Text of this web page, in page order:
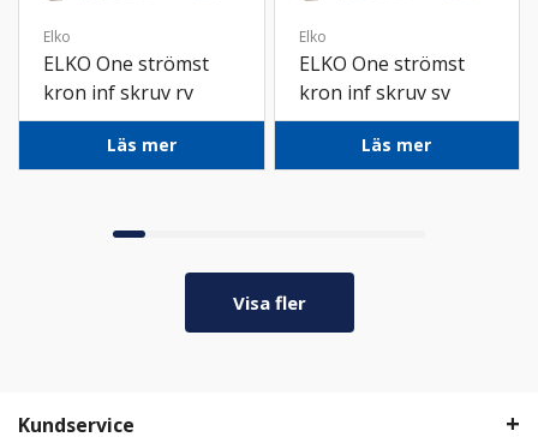
Elko
ELKO One strömst
kron inf skruv rv
Läs mer
Elko
ELKO One strömst
kron inf skruv sv
Läs mer
Visa fler
Kundservice